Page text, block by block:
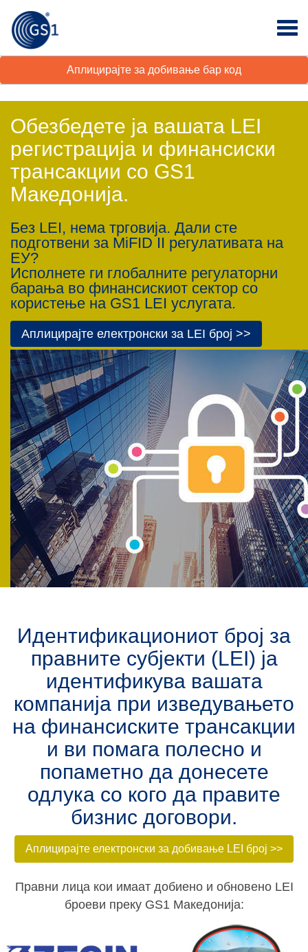
Аплицирајте за добивање бар код
Обезбедете ја вашата LEI
регистрација и финансиски
трансакции со GS1
Македонија.
Без LEI, нема трговија. Дали сте
подготвени за MiFID II регулативата на
ЕУ?
Исполнете ги глобалните регулаторни
барања во финансискиот сектор со
користење на GS1 LEI услугата.
Аплицирајте електронски за LEI број >>
Идентификациониот број за
правните субјекти (LEI) ja
идентификува вашата
компанија при изведувањето
на финансиските трансакции
и ви помага полесно и
попаметно да донесете
одлука со кого да правите
бизнис договори.
Аплицирајте електронски за добивање LEI број >>
Правни лица кои имаат добиено и обновено LEI
броеви преку GS1 Македонија: